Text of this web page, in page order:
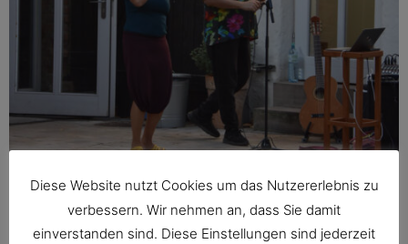
Diese Website nutzt Cookies um das Nutzererlebnis zu
verbessern. Wir nehmen an, dass Sie damit
einverstanden sind. Diese Einstellungen sind jederzeit